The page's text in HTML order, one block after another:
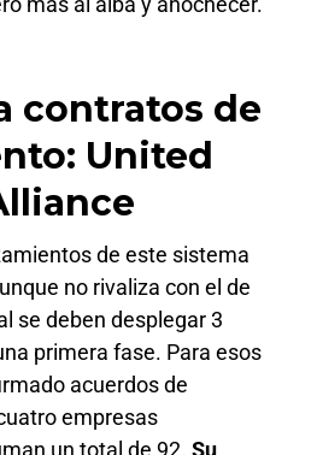
contratos de
United
de este sistema
no rivaliza con el de
se deben desplegar 3
primera fase. Para esos
acuerdos de
empresas
un total de 92. Su